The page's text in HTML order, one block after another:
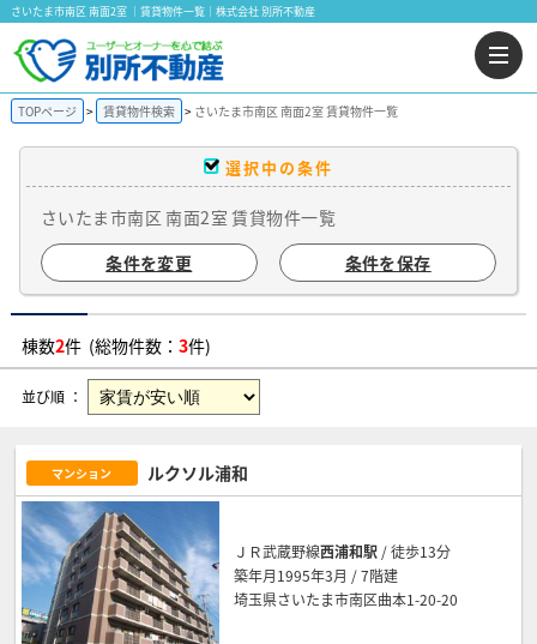
さいたま市南区 南面2室 ｜賃貸物件一覧｜株式会社 別所不動産
TOPページ 賃貸物件検索 さいたま市南区 南面2室 賃貸物件一覧
選択中の条件
さいたま市南区 南面2室 賃貸物件一覧
条件を変更
条件を保存
棟数2件 (総物件数： 3件)
並び順 ：
マンション ルクソル浦和
ＪＲ武蔵野線西浦和駅 / 徒歩13分
築年月1995年3月 / 7階建
埼玉県さいたま市南区曲本1-20-20